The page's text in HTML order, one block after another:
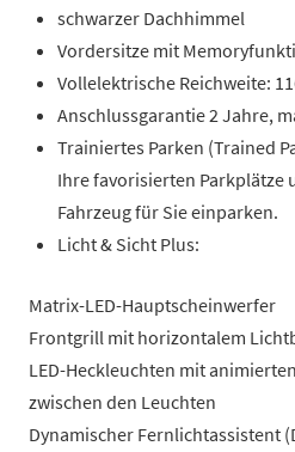
schwarzer Dachhimmel
Vordersitze mit
Vollelektrische Reichweite:
Anschlussgarantie 2 Jahre,
Trainiertes Parken (Trained
Ihre favorisierten Parkplätze
Fahrzeug für Sie einparken.
Licht & Sicht Plus:
Matrix-LED-Hauptscheinwerfer
Frontgrill mit horizontalem
LED-Heckleuchten mit
zwischen den Leuchten
Dynamischer Fernlichtassistent